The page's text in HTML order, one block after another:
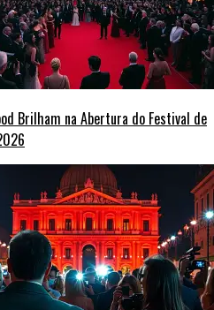
Brilham na Abertura do Festival de